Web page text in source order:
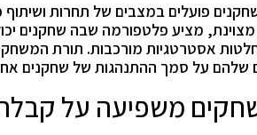
פועלים במצבים של תחרות ושיתוף
מציע פלטפורמה שבה שחקנים
אסטרטגיות מורכבות. תורת
שלהם על סמך ההתנהגות של שחקנים
משפיעה על